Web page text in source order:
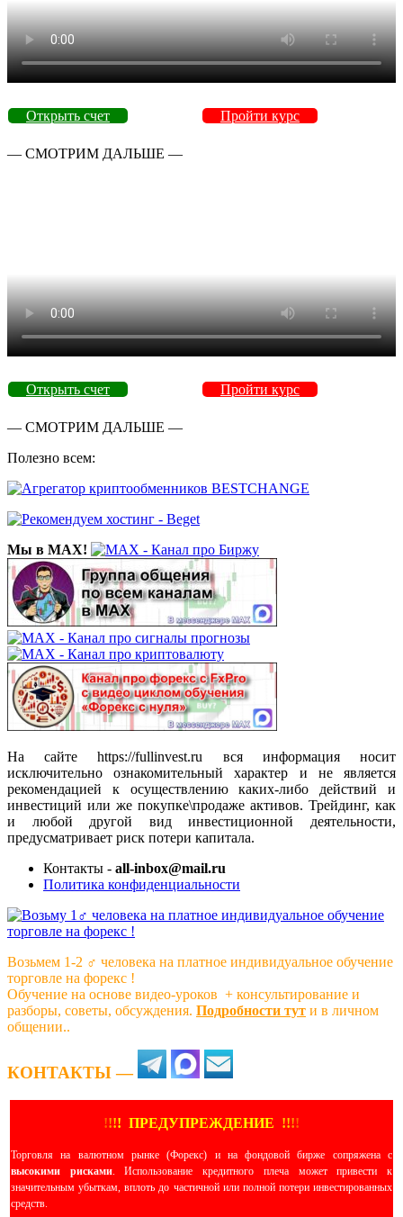
Открыть счет Пройти курс
— СМОТРИМ ДАЛЬШЕ —
Открыть счет Пройти курс
— СМОТРИМ ДАЛЬШЕ —
Полезно всем:
Мы в MAX!
На сайте https://fullinvest.ru вся информация носит
исключительно ознакомительный характер и не является
рекомендацией к осуществлению каких-либо действий и
инвестиций или же покупке\продаже активов. Трейдинг, как
и любой другой вид инвестиционной деятельности,
предусматривает риск потери капитала.
Контакты - all-inbox@mail.ru
Политика конфиденциальности
Возьмем 1-2 ‍♂️ человека на платное индивидуальное обучение
торговле на форекс !
Обучение на основе видео-уроков ️ + консультирование и
разборы, советы, обсуждения. Подробности тут и в личном
общении..
КОНТАКТЫ —
!!!! ПРЕДУПРЕЖДЕНИЕ !!!!
Торговля на валютном рынке (Форекс) и на фондовой бирже сопряжена с
высокими рисками. Использование кредитного плеча может привести к
значительным убыткам, вплоть до частичной или полной потери инвестированных
средств.